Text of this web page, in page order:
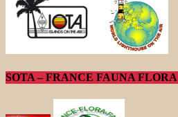
SOTA – FRANCE FAUNA FLORA